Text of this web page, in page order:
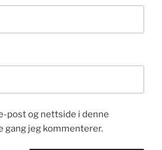
post og nettside i denne
gang jeg kommenterer.